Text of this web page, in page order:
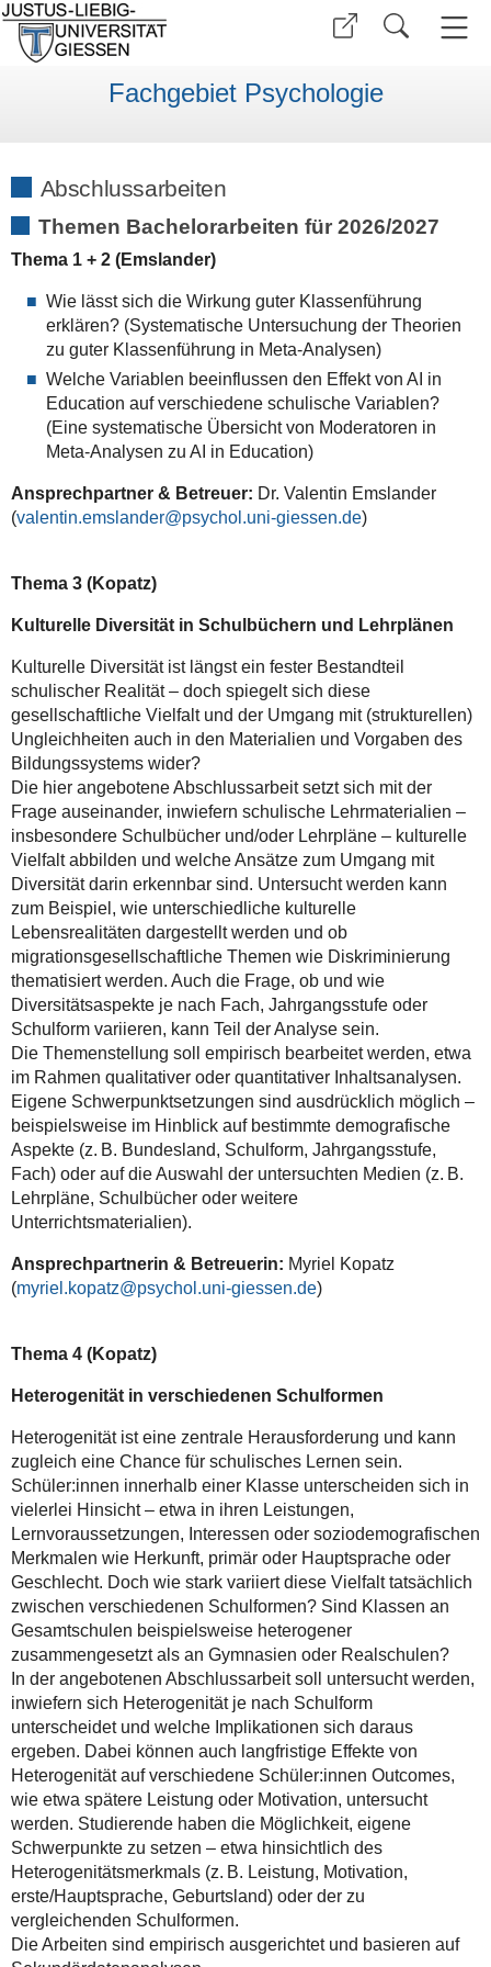
Fachgebiet Psychologie
Abschlussarbeiten
Themen Bachelorarbeiten für 2026/2027
Thema 1 + 2 (Emslander)
Wie lässt sich die Wirkung guter Klassenführung
erklären? (Systematische Untersuchung der Theorien
zu guter Klassenführung in Meta-Analysen)
Welche Variablen beeinflussen den Effekt von AI in
Education auf verschiedene schulische Variablen?
(Eine systematische Übersicht von Moderatoren in
Meta-Analysen zu AI in Education)
Ansprechpartner & Betreuer: Dr. Valentin Emslander
(valentin.emslander )
Thema 3 (Kopatz)
Kulturelle Diversität in Schulbüchern und Lehrplänen
Kulturelle Diversität ist längst ein fester Bestandteil
schulischer Realität – doch spiegelt sich diese
gesellschaftliche Vielfalt und der Umgang mit (strukturellen)
Ungleichheiten auch in den Materialien und Vorgaben des
Bildungssystems wider?
Die hier angebotene Abschlussarbeit setzt sich mit der
Frage auseinander, inwiefern schulische Lehrmaterialien –
insbesondere Schulbücher und/oder Lehrpläne – kulturelle
Vielfalt abbilden und welche Ansätze zum Umgang mit
Diversität darin erkennbar sind. Untersucht werden kann
zum Beispiel, wie unterschiedliche kulturelle
Lebensrealitäten dargestellt werden und ob
migrationsgesellschaftliche Themen wie Diskriminierung
thematisiert werden. Auch die Frage, ob und wie
Diversitätsaspekte je nach Fach, Jahrgangsstufe oder
Schulform variieren, kann Teil der Analyse sein.
Die Themenstellung soll empirisch bearbeitet werden, etwa
im Rahmen qualitativer oder quantitativer Inhaltsanalysen.
Eigene Schwerpunktsetzungen sind ausdrücklich möglich –
beispielsweise im Hinblick auf bestimmte demografische
Aspekte (z. B. Bundesland, Schulform, Jahrgangsstufe,
Fach) oder auf die Auswahl der untersuchten Medien (z. B.
Lehrpläne, Schulbücher oder weitere
Unterrichtsmaterialien).
Ansprechpartnerin & Betreuerin: Myriel Kopatz
(myriel.kopatz )
Thema 4 (Kopatz)
Heterogenität in verschiedenen Schulformen
Heterogenität ist eine zentrale Herausforderung und kann
zugleich eine Chance für schulisches Lernen sein.
Schüler:innen innerhalb einer Klasse unterscheiden sich in
vielerlei Hinsicht – etwa in ihren Leistungen,
Lernvoraussetzungen, Interessen oder soziodemografischen
Merkmalen wie Herkunft, primär oder Hauptsprache oder
Geschlecht. Doch wie stark variiert diese Vielfalt tatsächlich
zwischen verschiedenen Schulformen? Sind Klassen an
Gesamtschulen beispielsweise heterogener
zusammengesetzt als an Gymnasien oder Realschulen?
In der angebotenen Abschlussarbeit soll untersucht werden,
inwiefern sich Heterogenität je nach Schulform
unterscheidet und welche Implikationen sich daraus
ergeben. Dabei können auch langfristige Effekte von
Heterogenität auf verschiedene Schüler:innen Outcomes,
wie etwa spätere Leistung oder Motivation, untersucht
werden. Studierende haben die Möglichkeit, eigene
Schwerpunkte zu setzen – etwa hinsichtlich des
Heterogenitätsmerkmals (z. B. Leistung, Motivation,
erste/Hauptsprache, Geburtsland) oder der zu
vergleichenden Schulformen.
Die Arbeiten sind empirisch ausgerichtet und basieren auf